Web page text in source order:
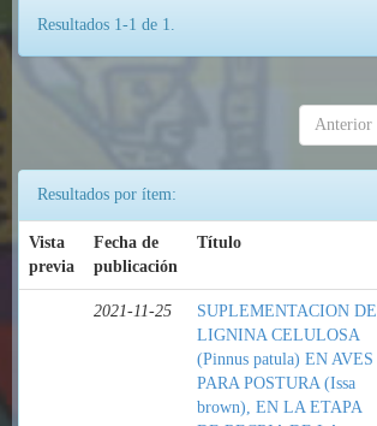
Resultados 1-1 de 1.
Anterior
Resultados por ítem:
Vista
previa
Fecha de
publicación
Título
2021-11-25
SUPLEMENTACION DE
LIGNINA CELULOSA
(Pinnus patula) EN AVES
PARA POSTURA (Issa
brown), EN LA ETAPA